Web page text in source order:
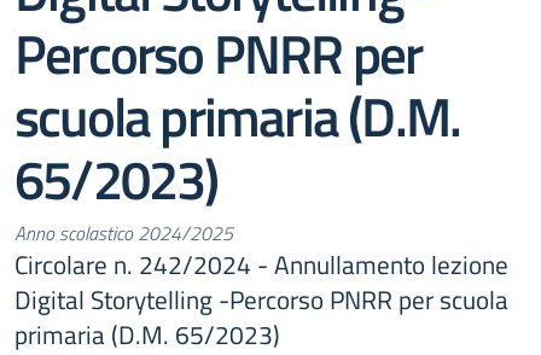
Percorso PNRR per
scuola primaria (D.M.
65/2023)
Anno scolastico 2024/2025
Circolare n. 242/2024 - Annullamento lezione
Digital Storytelling -Percorso PNRR per scuola
primaria (D.M. 65/2023)